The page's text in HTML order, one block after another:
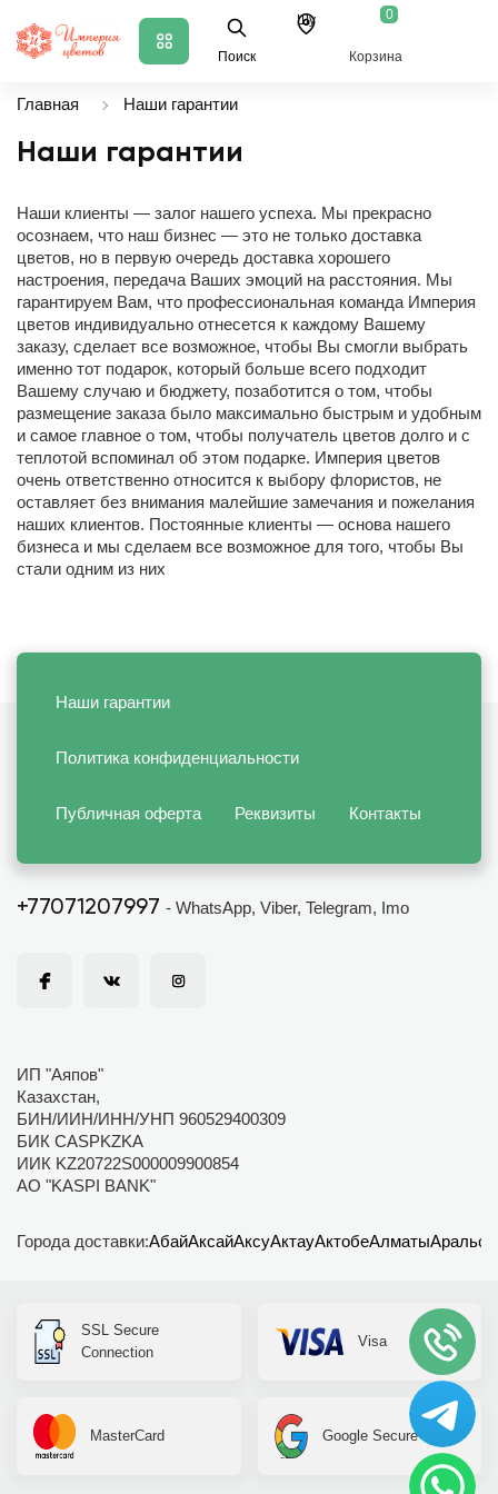
Поиск
Шу 0
Корзина
Главная Наши гарантии
Наши гарантии
Наши клиенты — залог нашего успеха. Мы прекрасно
осознаем, что наш бизнес — это не только доставка
цветов, но в первую очередь доставка хорошего
настроения, передача Ваших эмоций на расстояния. Мы
гарантируем Вам, что профессиональная команда Империя
цветов индивидуально отнесется к каждому Вашему
заказу, сделает все возможное, чтобы Вы смогли выбрать
именно тот подарок, который больше всего подходит
Вашему случаю и бюджету, позаботится о том, чтобы
размещение заказа было максимально быстрым и удобным
и самое главное о том, чтобы получатель цветов долго и с
теплотой вспоминал об этом подарке. Империя цветов
очень ответственно относится к выбору флористов, не
оставляет без внимания малейшие замечания и пожелания
наших клиентов. Постоянные клиенты — основа нашего
бизнеса и мы сделаем все возможное для того, чтобы Вы
стали одним из них
Наши гарантии
Политика конфиденциальности
Публичная оферта Реквизиты Контакты
+77071207997 - WhatsApp, Viber, Telegram, Imo
ИП "Аяпов"
Казахстан,
БИН/ИИН/ИНН/УНП 960529400309
БИК CASPKZKA
ИИК KZ20722S000009900854
АО "KASPI BANK"
Города доставки:АбайАксайАксуАктауАктобеАлматыАральск
SSL Secure
Connection
Visa
MasterCard Google Secure